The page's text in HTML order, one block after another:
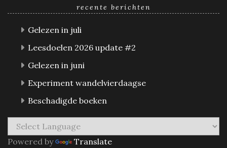
recente berichten
Gelezen in juli
Leesdoelen 2026 update #2
Gelezen in juni
Experiment wandelvierdaagse
Beschadigde boeken
Powered by Translate